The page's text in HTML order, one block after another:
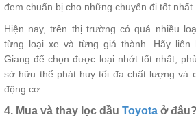
đem chuẩn bị cho những chuyến đi tốt nhất.
Hiện nay, trên thị trường có quá nhiều
từng loại xe và từng giá thành. Hãy liên
Giang để chọn được loại nhớt tốt nhất,
sở hữu thể phát huy tối đa chất lượng và
động cơ.
4. Mua và thay lọc dầu Toyota ở đâu?